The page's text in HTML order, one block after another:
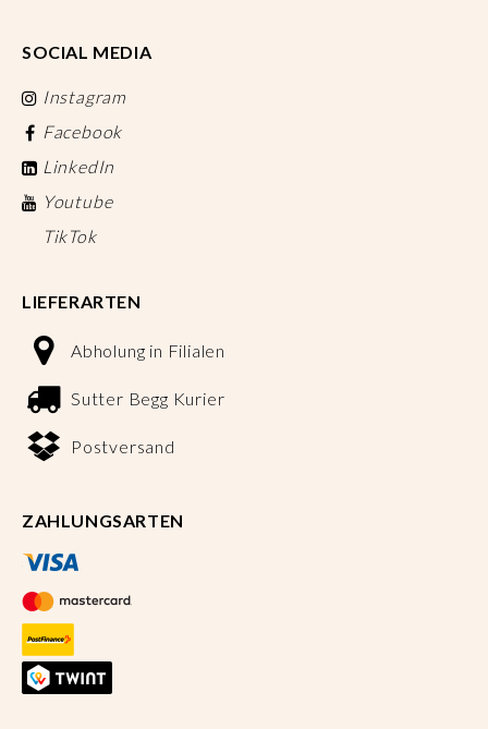
SOCIAL MEDIA
Instagram
Facebook
LinkedIn
Youtube
TikTok
LIEFERARTEN
Abholung in Filialen
Sutter Begg Kurier
Postversand
ZAHLUNGSARTEN